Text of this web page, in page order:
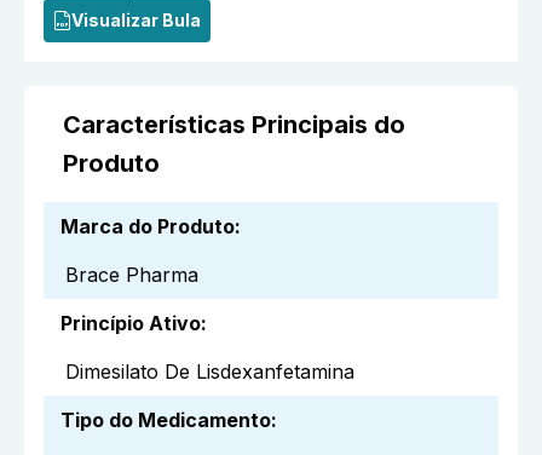
Visualizar Bula
Características Principais do
Produto
Marca do Produto:
Brace Pharma
Princípio Ativo:
Dimesilato De Lisdexanfetamina
Tipo do Medicamento: